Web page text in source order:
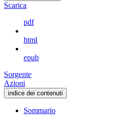
Scarica
pdf
html
epub
Sorgente
Azioni
indice dei contenuti
Sommario